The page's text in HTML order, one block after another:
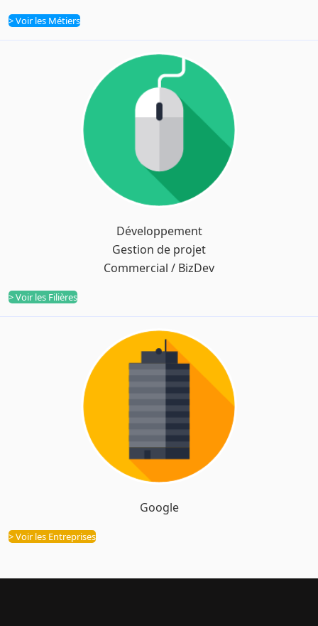
> Voir les Métiers
Filières
Développement
Gestion de projet
Commercial / BizDev
> Voir les Filières
Entreprises
Google
> Voir les Entreprises